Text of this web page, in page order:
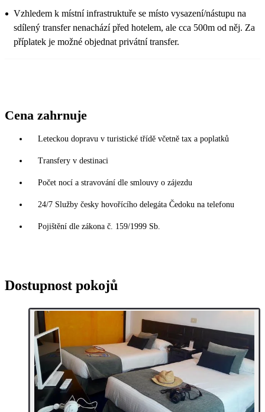
Vzhledem k místní infrastruktuře se místo vysazení/nástupu na
sdílený transfer nenachází před hotelem, ale cca 500m od něj. Za
příplatek je možné objednat privátní transfer.
Cena zahrnuje
Leteckou dopravu v turistické třídě včetně tax a poplatků
Transfery v destinaci
Počet nocí a stravování dle smlouvy o zájezdu
24/7 Služby česky hovořícího delegáta Čedoku na telefonu
Pojištění dle zákona č. 159/1999 Sb.
Dostupnost pokojů